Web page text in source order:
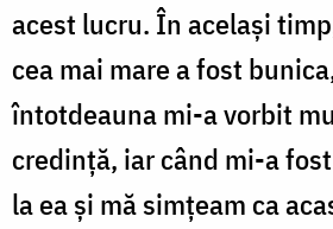
acest lucru. În același
cea mai mare a fost
întotdeauna mi-a vorbit
credință, iar când mi-a
la ea și mă simțeam ca